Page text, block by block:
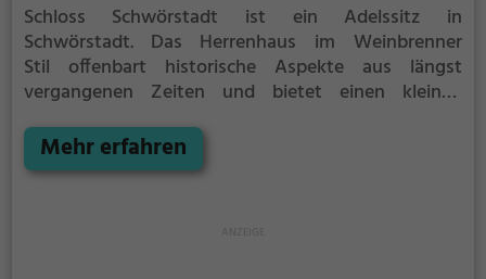
Schloss Schwörstadt ist ein Adelssitz in
Schwörstadt. Das Herrenhaus im Weinbrenner
Stil offenbart historische Aspekte aus längst
vergangenen Zeiten und bietet einen kleinen
ist Schloss Schwörstadt sowohl bei Touristen als
auch bei Einheimischen sehr beliebt.
Mehr erfahren